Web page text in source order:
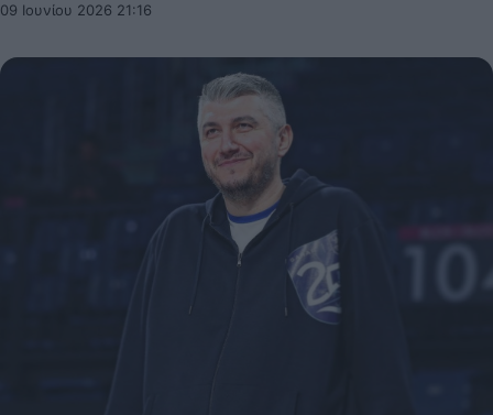
09 Ιουνίου 2026 21:16